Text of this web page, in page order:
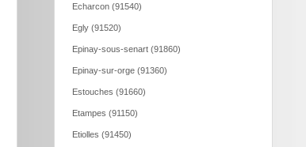
Echarcon (91540)
Egly (91520)
Epinay-sous-senart (91860)
Epinay-sur-orge (91360)
Estouches (91660)
Etampes (91150)
Etiolles (91450)